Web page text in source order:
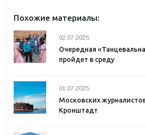
Похожие материалы:
02.07.2025.
Очередная
пройдет в среду
01.07.2025.
Московских
Кронштадт